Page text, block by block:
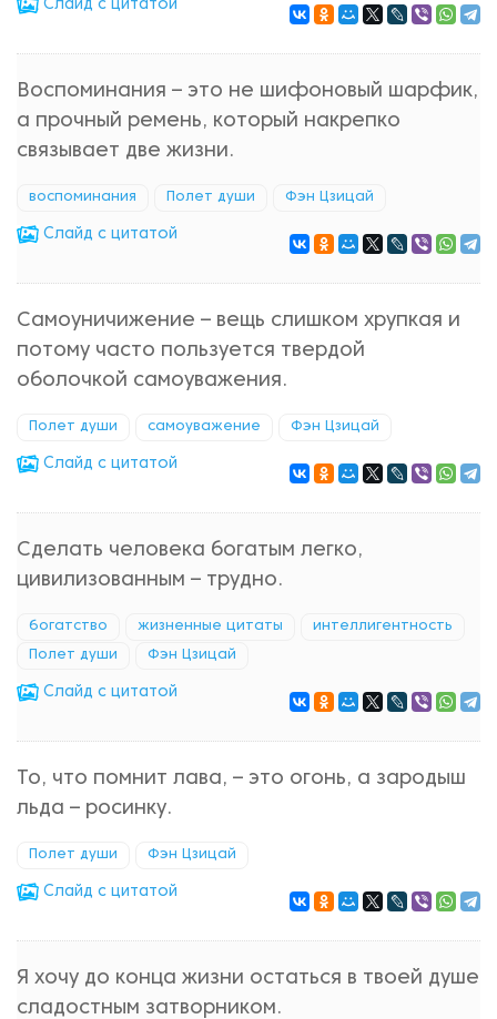
Cлайд с цитатой
Воспоминания – это не шифоновый шарфик,
а прочный ремень, который накрепко
связывает две жизни.
воспоминания Полет души Фэн Цзицай
Cлайд с цитатой
Самоуничижение – вещь слишком хрупкая и
потому часто пользуется твердой
оболочкой самоуважения.
Полет души самоуважение Фэн Цзицай
Cлайд с цитатой
Сделать человека богатым легко,
цивилизованным – трудно.
богатство жизненные цитаты интеллигентность
Полет души Фэн Цзицай
Cлайд с цитатой
То, что помнит лава, – это огонь, а зародыш
льда – росинку.
Полет души Фэн Цзицай
Cлайд с цитатой
Я хочу до конца жизни остаться в твоей душе
сладостным затворником.